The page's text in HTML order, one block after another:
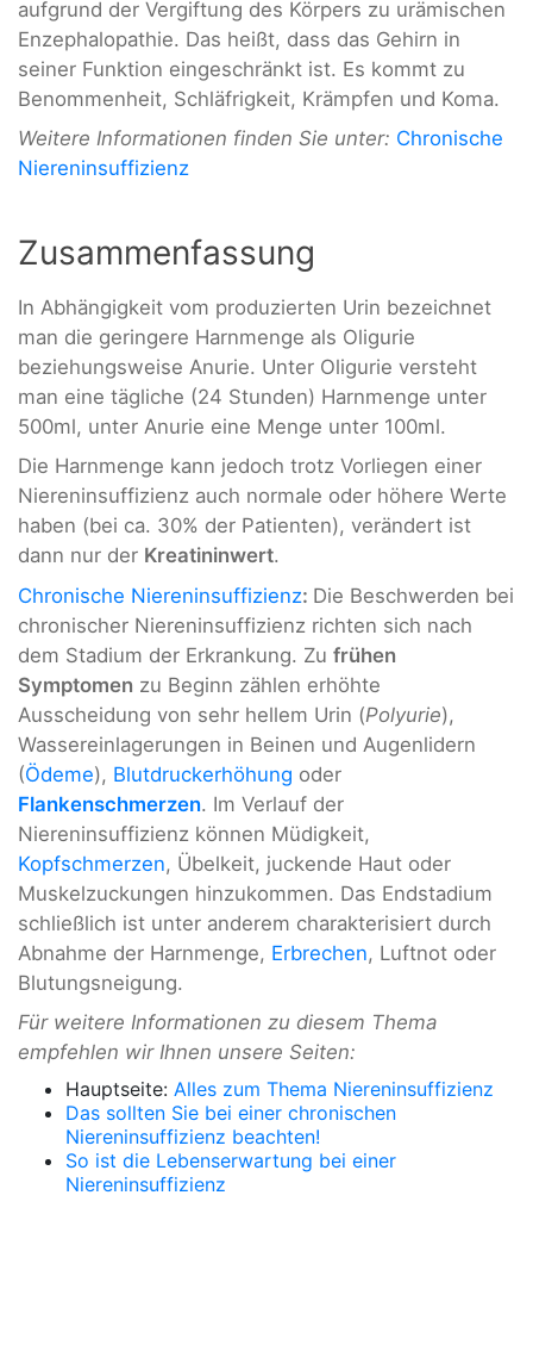
aufgrund der Vergiftung des Körpers zu urämischen
Enzephalopathie. Das heißt, dass das Gehirn in
seiner Funktion eingeschränkt ist. Es kommt zu
Benommenheit, Schläfrigkeit, Krämpfen und Koma.
Weitere Informationen finden Sie unter: Chronische
Niereninsuffizienz
Zusammenfassung
In Abhängigkeit vom produzierten Urin bezeichnet
man die geringere Harnmenge als Oligurie
beziehungsweise Anurie. Unter Oligurie versteht
man eine tägliche (24 Stunden) Harnmenge unter
500ml, unter Anurie eine Menge unter 100ml.
Die Harnmenge kann jedoch trotz Vorliegen einer
Niereninsuffizienz auch normale oder höhere Werte
haben (bei ca. 30% der Patienten), verändert ist
dann nur der Kreatininwert.
Chronische Niereninsuffizienz: Die Beschwerden bei
chronischer Niereninsuffizienz richten sich nach
dem Stadium der Erkrankung. Zu frühen
Symptomen zu Beginn zählen erhöhte
Ausscheidung von sehr hellem Urin (Polyurie),
Wassereinlagerungen in Beinen und Augenlidern
(Ödeme), Blutdruckerhöhung oder
Flankenschmerzen. Im Verlauf der
Niereninsuffizienz können Müdigkeit,
Kopfschmerzen, Übelkeit, juckende Haut oder
Muskelzuckungen hinzukommen. Das Endstadium
schließlich ist unter anderem charakterisiert durch
Abnahme der Harnmenge, Erbrechen, Luftnot oder
Blutungsneigung.
Für weitere Informationen zu diesem Thema
empfehlen wir Ihnen unsere Seiten:
Hauptseite: Alles zum Thema Niereninsuffizienz
Das sollten Sie bei einer chronischen
Niereninsuffizienz beachten!
So ist die Lebenserwartung bei einer
Niereninsuffizienz